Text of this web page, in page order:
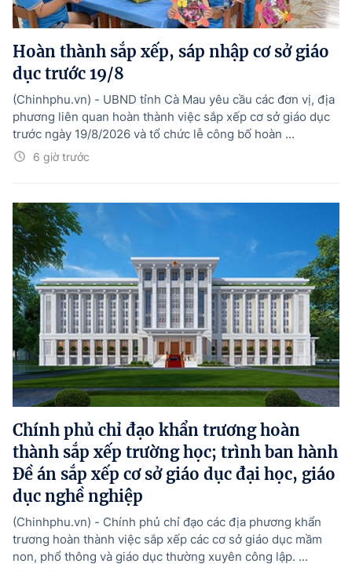
Hoàn thành sắp xếp, sáp nhập cơ sở giáo
dục trước 19/8
6 giờ trước
(Chinhphu.vn) - UBND tỉnh Cà Mau yêu cầu các đơn vị, địa
phương liên quan hoàn thành việc sắp xếp cơ sở giáo dục
trước ngày 19/8/2026 và tổ chức lễ công bố hoàn ...
Chính phủ chỉ đạo khẩn trương hoàn
thành sắp xếp trường học; trình ban hành
Đề án sắp xếp cơ sở giáo dục đại học, giáo
dục nghề nghiệp
(Chinhphu.vn) - Chính phủ chỉ đạo các địa phương khẩn
trương hoàn thành việc sắp xếp các cơ sở giáo dục mầm
non, phổ thông và giáo dục thường xuyên công lập. ...